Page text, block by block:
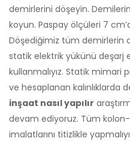
demirlerini döşeyin.
koyun. Paspay ölçüleri 7
Döşediğimiz tüm demirlerin
statik elektrik yükünü deşarj
kullanmalıyız. Statik mimari
ve hesaplanan kalınlıklarda
inşaat nasıl yapılır
devam ediyoruz. Tüm
imalatlarını titizlikle